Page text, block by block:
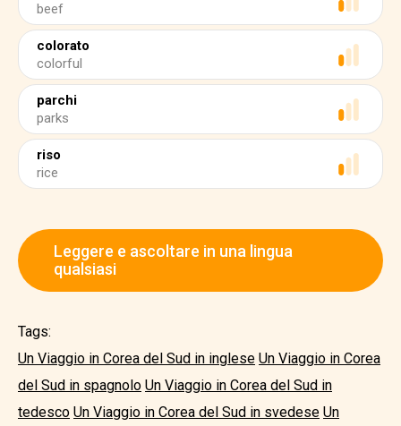
beef
colorato
colorful
parchi
parks
riso
rice
Leggere e ascoltare in una lingua
qualsiasi
Tags:
Un Viaggio in Corea del Sud in inglese Un Viaggio in Corea
del Sud in spagnolo Un Viaggio in Corea del Sud in
tedesco Un Viaggio in Corea del Sud in svedese Un